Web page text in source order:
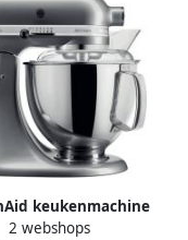
keukenmachine
Keukenrobot met 5
2 webshops